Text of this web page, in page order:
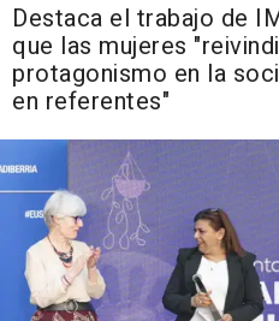
Destaca el trabajo de
que las mujeres
protagonismo en la
en referentes"